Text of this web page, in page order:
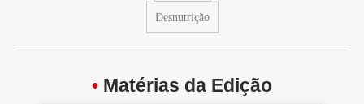
Desnutrição
• Matérias da Edição